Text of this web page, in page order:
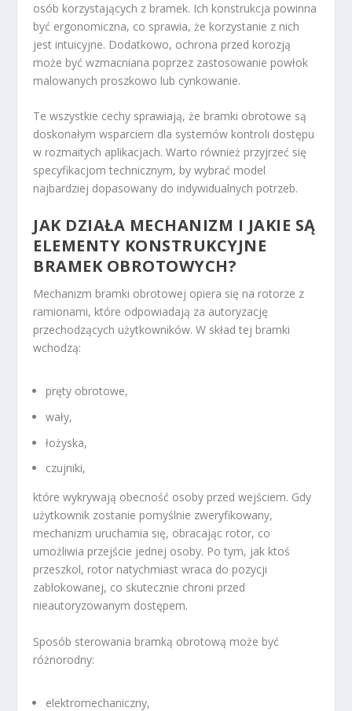
osób korzystających z bramek. Ich konstrukcja powinna
być ergonomiczna, co sprawia, że korzystanie z nich
jest intuicyjne. Dodatkowo, ochrona przed korozją
może być wzmacniana poprzez zastosowanie powłok
malowanych proszkowo lub cynkowanie.
Te wszystkie cechy sprawiają, że bramki obrotowe są
doskonałym wsparciem dla systemów kontroli dostępu
w rozmaitych aplikacjach. Warto również przyjrzeć się
specyfikacjom technicznym, by wybrać model
najbardziej dopasowany do indywidualnych potrzeb.
JAK DZIAŁA MECHANIZM I JAKIE SĄ
ELEMENTY KONSTRUKCYJNE
BRAMEK OBROTOWYCH?
Mechanizm bramki obrotowej opiera się na rotorze z
ramionami, które odpowiadają za autoryzację
przechodzących użytkowników. W skład tej bramki
wchodzą:
pręty obrotowe,
wały,
łożyska,
czujniki,
które wykrywają obecność osoby przed wejściem. Gdy
użytkownik zostanie pomyślnie zweryfikowany,
mechanizm uruchamia się, obracając rotor, co
umożliwia przejście jednej osoby. Po tym, jak ktoś
przeszkol, rotor natychmiast wraca do pozycji
zablokowanej, co skutecznie chroni przed
nieautoryzowanym dostępem.
Sposób sterowania bramką obrotową może być
różnorodny:
elektromechaniczny,